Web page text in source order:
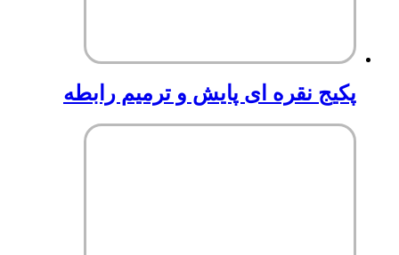
پکیج نقره ای پایش و ترمیم رابطه